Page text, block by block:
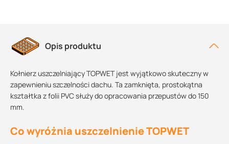
Opis produktu
Kołnierz uszczelniający TOPWET jest wyjątkowo skuteczny w
zapewnieniu szczelności dachu. Ta zamknięta, prostokątna
kształtka z folii PVC służy do opracowania przepustów do 150
mm.
Co wyróżnia uszczelnienie TOPWET